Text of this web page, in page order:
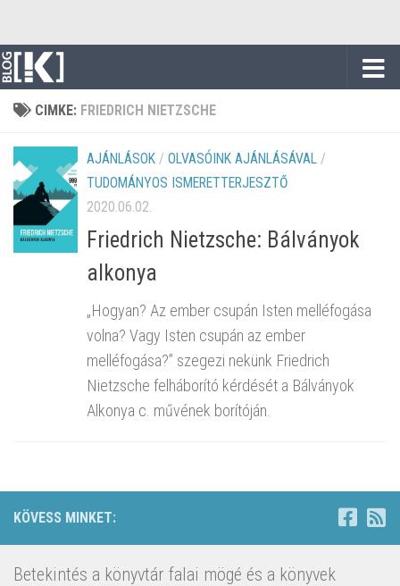
CIMKE: FRIEDRICH NIETZSCHE
AJÁNLÁSOK / OLVASÓINK AJÁNLÁSÁVAL /
TUDOMÁNYOS ISMERETTERJESZTŐ
2020.06.02.
Friedrich Nietzsche: Bálványok
alkonya
„Hogyan? Az ember csupán Isten melléfogása
volna? Vagy Isten csupán az ember
melléfogása?” szegezi nekünk Friedrich
Nietzsche felháborító kérdését a Bálványok
Alkonya c. művének borítóján.
KÖVESS MINKET:
Betekintés a könyvtár falai mögé és a könyvek